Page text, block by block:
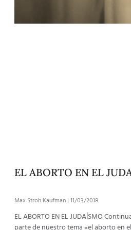
EL ABORTO EN EL
Max Stroh Kaufman 11/03/2018
EL ABORTO EN EL JUDAÍSMO